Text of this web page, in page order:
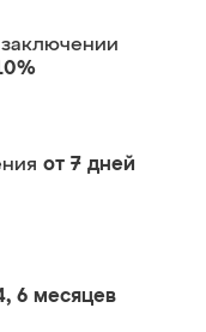
от 7 дней
6 месяцев